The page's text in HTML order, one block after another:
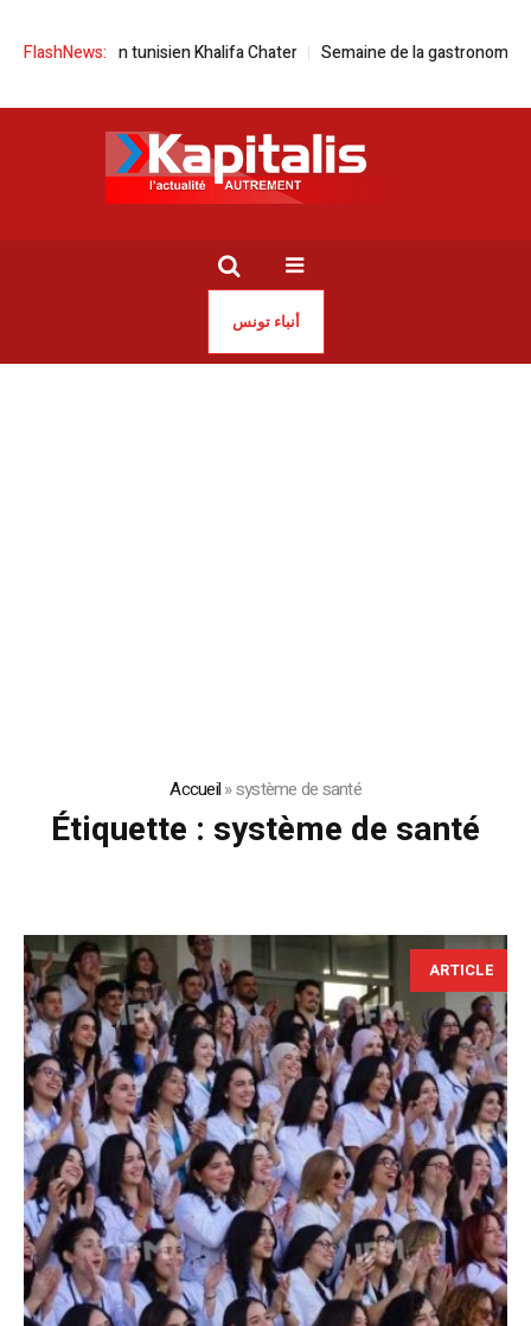
FlashNews:
tunisien Khalifa Chater Semaine de la gastronomie espagnole
أنباء تونس
Accueil»système de santé
Étiquette : système de santé
ARTICLE